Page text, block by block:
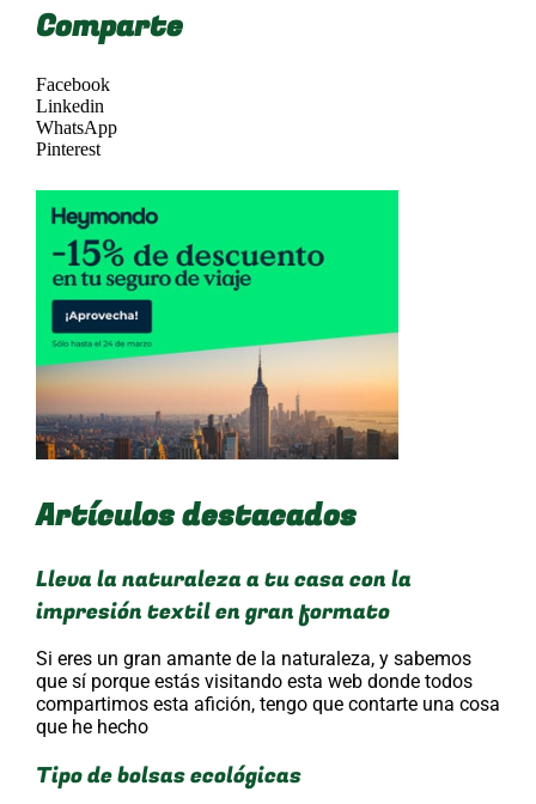
Comparte
Facebook
Linkedin
WhatsApp
Pinterest
Artículos destacados
Lleva la naturaleza a tu casa con la
impresión textil en gran formato
Si eres un gran amante de la naturaleza, y sabemos
que sí porque estás visitando esta web donde todos
compartimos esta afición, tengo que contarte una cosa
que he hecho
Tipo de bolsas ecológicas